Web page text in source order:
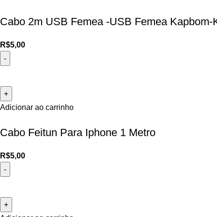
Cabo 2m USB Femea -USB Femea Kapbom-
R$5,00
Adicionar ao carrinho
Cabo Feitun Para Iphone 1 Metro
R$5,00